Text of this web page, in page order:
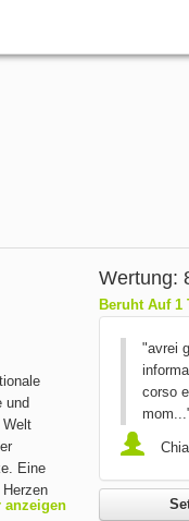
und
Welt
Eine
anzeigen
Wertung:
Beruht Auf 1
"avrei
corso